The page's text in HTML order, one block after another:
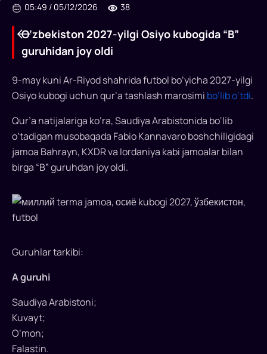
O‘zbekiston
2027-
yilgi
Osiyo
kubogida
“B”
guruhidan
joy
oldi
Saudiya
Arabistonida
bo‘lib
o‘tadigan
05:49 / 05/12/2026 38
O‘zbekiston 2027-yilgi Osiyo kubogida “B”
guruhidan joy oldi
9-may kuni Ar-Riyod shahrida futbol bo‘yicha 2027-yilgi
Osiyo kubogi uchun qur’a tashlash marosimi bo‘lib o‘tdi.
Qur’a natijalariga ko‘ra, Saudiya Arabistonida bo‘lib
o‘tadigan musobaqada Fabio Kannavaro boshchiligidagi
jamoa Bahrayn, KXDR va Iordaniya kabi jamoalar bilan
birga “B” guruhdan joy oldi.
Guruhlar tarkibi:
A guruhi
Saudiya Arabistoni;
Kuvayt;
O‘mon;
Falastin.